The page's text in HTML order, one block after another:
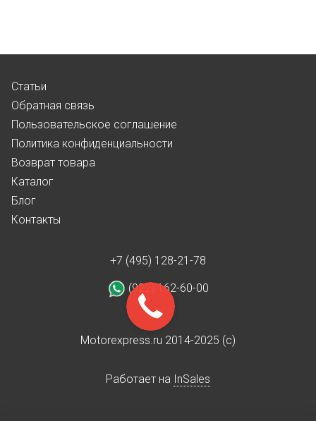
Статьи
Обратная связь
Пользовательское соглашение
Политика конфиденциальности
Возврат товара
Каталог
Блог
Контакты
+7 (495) 128-21-78
(922) 162-60-00
Motorexpress.ru 2014-2025 (c)
Работает на InSales